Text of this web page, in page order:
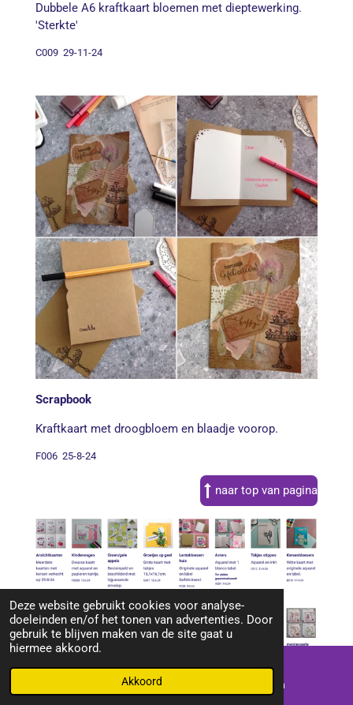
Deze website gebruikt cookies voor analyse-
doeleinden en/of het tonen van advertenties. Door
gebruik te blijven maken van de site gaat u
hiermee akkoord.
Akkoord
Dubbele A6 kraftkaart bloemen met dieptewerking.
'Sterkte'
C009 29-11-24
Scrapbook
Kraftkaart met droogbloem en blaadje voorop.
F006 25-8-24
naar top van pagina
Instagram